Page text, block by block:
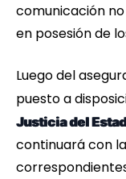
comunicación
en posesión de
Luego del
puesto a
Justicia del
continuará con